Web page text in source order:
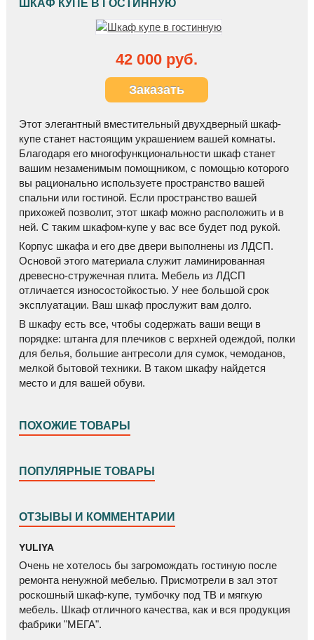
ШКАФ КУПЕ В ГОСТИННУЮ
42 000 руб.
Заказать
Этот элегантный вместительный двухдверный шкаф-
купе станет настоящим украшением вашей комнаты.
Благодаря его многофункциональности шкаф станет
вашим незаменимым помощником, с помощью которого
вы рационально используете пространство вашей
спальни или гостиной. Если пространство вашей
прихожей позволит, этот шкаф можно расположить и в
ней. С таким шкафом-купе у вас все будет под рукой.
Корпус шкафа и его две двери выполнены из ЛДСП.
Основой этого материала служит ламинированная
древесно-стружечная плита. Мебель из ЛДСП
отличается износостойкостью. У нее большой срок
эксплуатации. Ваш шкаф прослужит вам долго.
В шкафу есть все, чтобы содержать ваши вещи в
порядке: штанга для плечиков с верхней одеждой, полки
для белья, большие антресоли для сумок, чемоданов,
мелкой бытовой техники. В таком шкафу найдется
место и для вашей обуви.
ПОХОЖИЕ ТОВАРЫ
ПОПУЛЯРНЫЕ ТОВАРЫ
ОТЗЫВЫ И КОММЕНТАРИИ
YULIYA
Очень не хотелось бы загромождать гостиную после
ремонта ненужной мебелью. Присмотрели в зал этот
роскошный шкаф-купе, тумбочку под ТВ и мягкую
мебель. Шкаф отличного качества, как и вся продукция
фабрики "МЕГА".